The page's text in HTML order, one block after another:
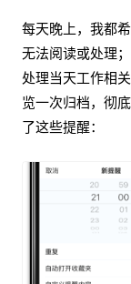
每天晚上，我都
无法阅读或处理
处理当天工作相
览一次归档，彻
了这些提醒：